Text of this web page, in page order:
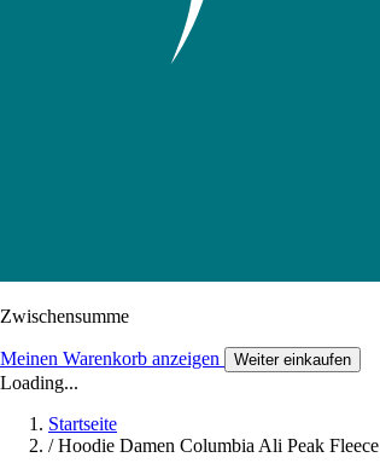
Zwischensumme
Meinen Warenkorb anzeigen Weiter einkaufen
Loading...
Startseite
/ Hoodie Damen Columbia Ali Peak Fleece